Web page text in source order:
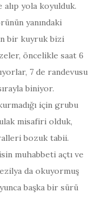
alıp yola koyulduk.
yanındaki
bir kuyruk bizi
öncelikle saat 6
7 de randevusu
biniyor.
için grubu
misafiri olduk,
bozuk tabii.
muhabbeti açtı ve
da okuyormuş
başka bir sürü